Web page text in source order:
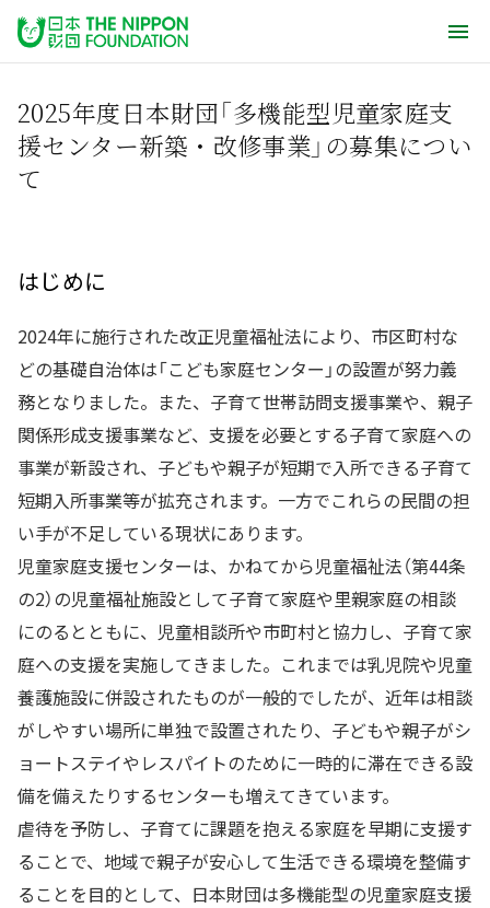
2025年度日本財団「多機能型児童家庭支
援センター新築・改修事業」の募集につい
て
はじめに
2024年に施行された改正児童福祉法により、市区町村な
どの基礎自治体は「こども家庭センター」の設置が努力義
務となりました。また、子育て世帯訪問支援事業や、親子
関係形成支援事業など、支援を必要とする子育て家庭への
事業が新設され、子どもや親子が短期で入所できる子育て
短期入所事業等が拡充されます。一方でこれらの民間の担
い手が不足している現状にあります。
児童家庭支援センターは、かねてから児童福祉法（第44条
の2）の児童福祉施設として子育て家庭や里親家庭の相談
にのるとともに、児童相談所や市町村と協力し、子育て家
庭への支援を実施してきました。これまでは乳児院や児童
養護施設に併設されたものが一般的でしたが、近年は相談
がしやすい場所に単独で設置されたり、子どもや親子がシ
ョートステイやレスパイトのために一時的に滞在できる設
備を備えたりするセンターも増えてきています。
虐待を予防し、子育てに課題を抱える家庭を早期に支援す
ることで、地域で親子が安心して生活できる環境を整備す
ることを目的として、日本財団は多機能型の児童家庭支援